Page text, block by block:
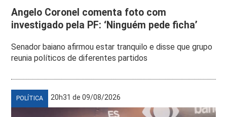
Angelo Coronel comenta foto com
investigado pela PF: ‘Ninguém pede ficha’
Senador baiano afirmou estar tranquilo e disse que grupo
reunia políticos de diferentes partidos
POLÍTICA 20h31 de 09/08/2026